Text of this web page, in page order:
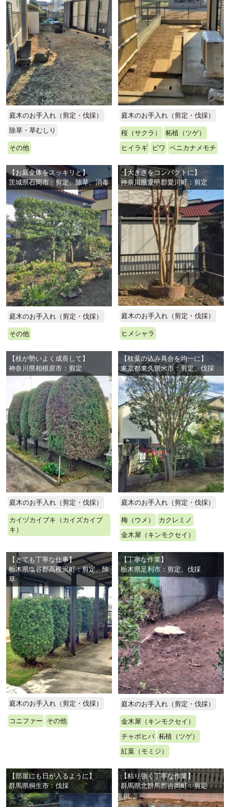
庭木のお手入れ（剪定・伐採）
除草・草むしり
その他
庭木のお手入れ（剪定・伐採）
桜（サクラ）
柘植（ツゲ）
ヒイラギ
ビワ ベニカナメモチ
【お庭全体をスッキリと】
茨城県石岡市：剪定、除草、消毒
庭木のお手入れ（剪定・伐採）
その他
【大きさをコンパクトに】
神奈川県愛甲郡愛川町：剪定
庭木のお手入れ（剪定・伐採）
ヒメシャラ
【枝が勢いよく成長して】
神奈川県相模原市：剪定
庭木のお手入れ（剪定・伐採）
カイヅカイブキ（カイズカイブ
キ）
【枝葉の込み具合を均一に】
東京都東久留米市：剪定、伐採
庭木のお手入れ（剪定・伐採）
梅（ウメ）
カクレミノ
金木犀（キンモクセイ）
【とても丁寧な仕事】
栃木県塩谷郡高根沢町：剪定、除
草
庭木のお手入れ（剪定・伐採）
コニファー その他
【丁寧な作業】
栃木県足利市：剪定、伐採
庭木のお手入れ（剪定・伐採）
金木犀（キンモクセイ）
チャボヒバ 柘植（ツゲ）
紅葉（モミジ）
【部屋にも日が入るように】
群馬県桐生市：伐採
【粘り強く丁寧な作業】
群馬県北群馬郡吉岡町：剪定